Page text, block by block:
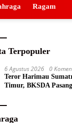
Ragam
Terpopuler
6 Agustus 2026 0
Teror Harimau
Timur, BKSDA